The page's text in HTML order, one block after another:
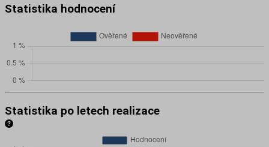
Statistika hodnocení
Statistika po letech realizace